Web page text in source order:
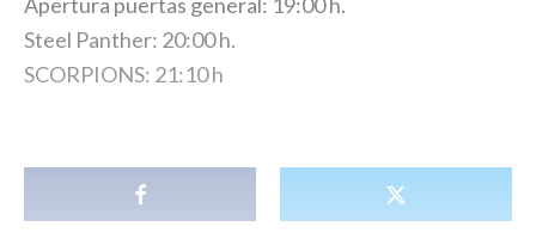
Steel Panther: 20:00 h.
SCORPIONS: 21:10 h